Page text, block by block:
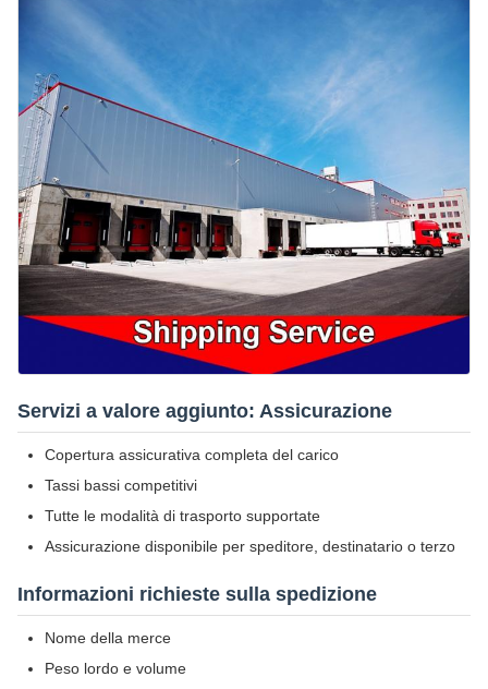
Servizi a valore aggiunto: Assicurazione
Copertura assicurativa completa del carico
Tassi bassi competitivi
Tutte le modalità di trasporto supportate
Assicurazione disponibile per speditore, destinatario o terzo
Informazioni richieste sulla spedizione
Nome della merce
Peso lordo e volume